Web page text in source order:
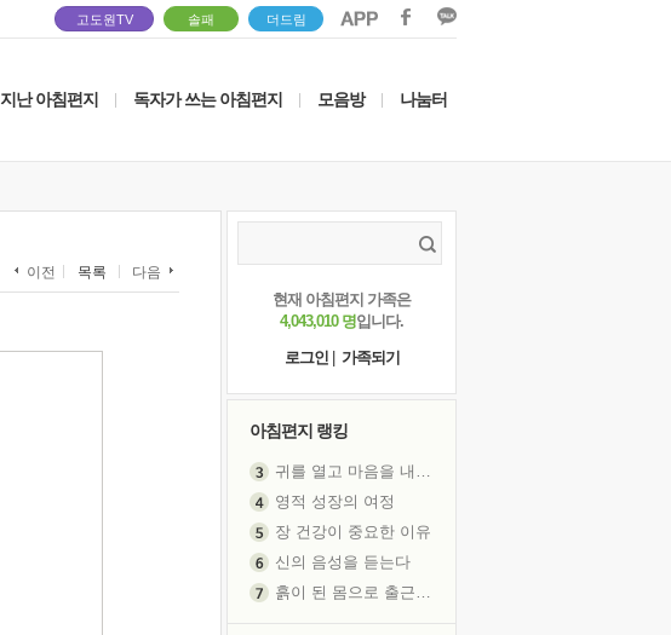
고도원TV 솔패 더드림
지난 아침편지 독자가 쓰는 아침편지 모음방 나눔터
이전 목록 다음
현재 아침편지 가족은
4,043,010 명입니다.
로그인
가족되기
아침편지 랭킹
영적 성장의 여정
장 건강이 중요한 이유
신의 음성을 듣는다
극과 극의 양 끝단